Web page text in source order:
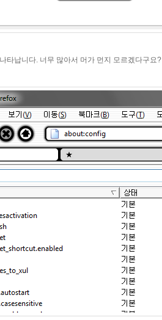
타납니다. 너무 많아서 머가 먼지 모르겠다구요?